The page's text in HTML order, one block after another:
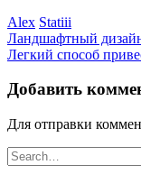
Alex Statiii
Ландшафтный
Легкий способ
Добавить
Для отправки